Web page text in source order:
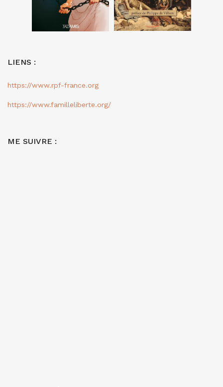
LIENS :
https://www.rpf-france.org
https://www.familleliberte.org/
ME SUIVRE :